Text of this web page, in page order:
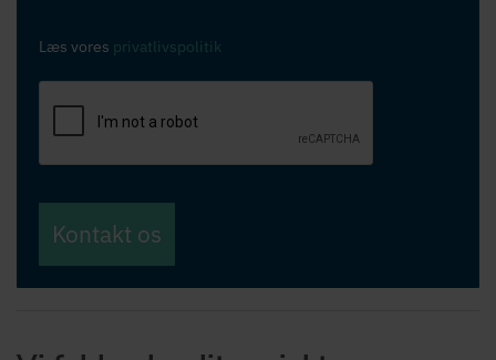
Læs vores privatlivspolitik
Kontakt os